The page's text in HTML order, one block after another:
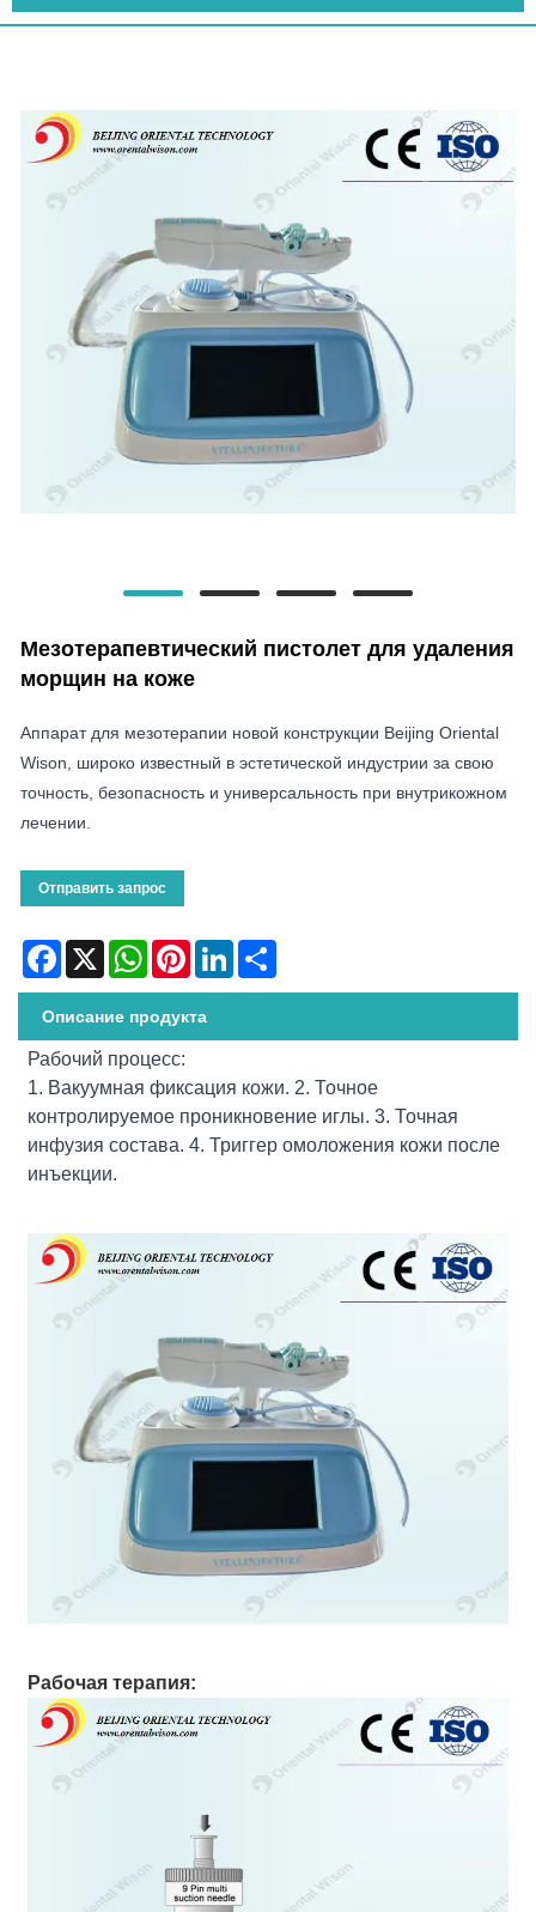
Мезотерапевтический пистолет для удаления
морщин на коже
Аппарат для мезотерапии новой конструкции Beijing Oriental
Wison, широко известный в эстетической индустрии за свою
точность, безопасность и универсальность при внутрикожном
лечении.
Отправить запрос
Facebook
X WhatsAppPinterestLinkedIn
Описание продукта
Рабочий процесс:
1. Вакуумная фиксация кожи. 2. Точное
контролируемое проникновение иглы. 3. Точная
инфузия состава. 4. Триггер омоложения кожи после
инъекции.
Рабочая терапия: